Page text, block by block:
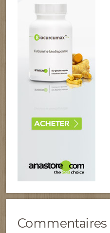
Commentaires